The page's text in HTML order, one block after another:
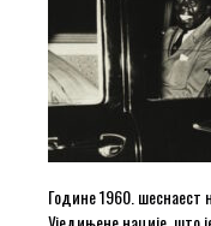
Године 1960. шеснаест